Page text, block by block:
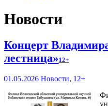
Новости
Концерт
лестница»12+
01.05.2026 Новости, 12+